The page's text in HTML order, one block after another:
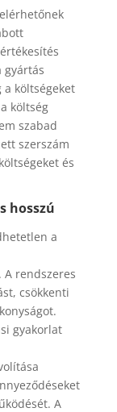
gyártás
költségeket
költség
szabad
szerszám
és
hosszú
a
rendszeres
csökkenti
gyakorlat
A